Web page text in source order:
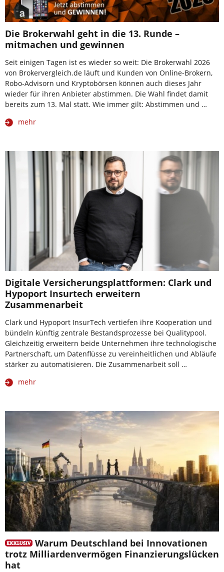
Die Brokerwahl geht in die 13. Runde –
mitmachen und gewinnen
Seit einigen Tagen ist es wieder so weit: Die Brokerwahl 2026
von Brokervergleich.de läuft und Kunden von Online-Brokern,
Robo-Advisorn und Kryptobörsen können auch dieses Jahr
wieder für ihren Anbieter abstimmen. Die Wahl findet damit
bereits zum 13. Mal statt. Wie immer gilt: Abstimmen und …
mehr
Digitale Versicherungsplattformen: Clark und
Hypoport Insurtech erweitern
Zusammenarbeit
Clark und Hypoport InsurTech vertiefen ihre Kooperation und
bündeln künftig zentrale Bestandsprozesse bei Qualitypool.
Gleichzeitig erweitern beide Unternehmen ihre technologische
Partnerschaft, um Datenflüsse zu vereinheitlichen und Abläufe
stärker zu automatisieren. Die Zusammenarbeit soll …
mehr
Warum Deutschland bei Innovationen
trotz Milliardenvermögen Finanzierungslücken
hat